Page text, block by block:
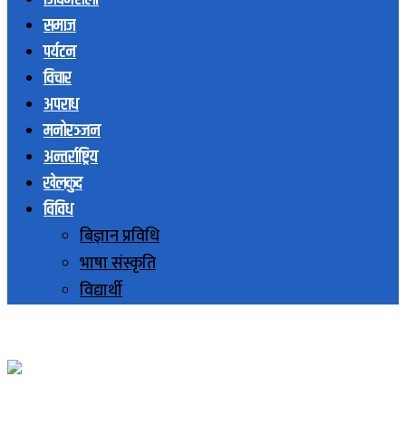
समाज
पर्यटन
विचार
अपराध
मनोरञ्जन
अन्तर्राष्ट्रिय
खेलकुद
विविध
बिज्ञान प्रविधि
भाषा संस्कृति
विद्यार्थी